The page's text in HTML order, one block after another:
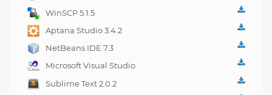
Edition 5.2.2
WinSCP 5.1.5
Aptana Studio 3.4.2
NetBeans IDE 7.3
Microsoft Visual Studio
2012 Express
Sublime Text 2.0.2